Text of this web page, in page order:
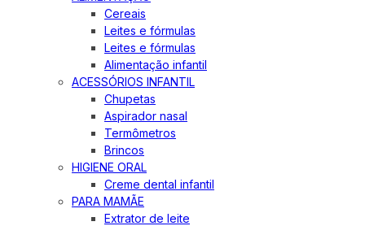
Cereais
Leites e fórmulas
Leites e fórmulas
Alimentação infantil
ACESSÓRIOS INFANTIL
Chupetas
Aspirador nasal
Termômetros
Brincos
HIGIENE ORAL
Creme dental infantil
PARA MAMÃE
Extrator de leite